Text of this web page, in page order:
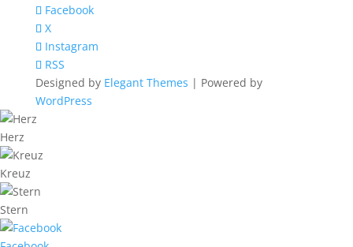
Facebook
X
Instagram
RSS
Designed by Elegant Themes | Powered by
WordPress
Herz
Kreuz
Stern